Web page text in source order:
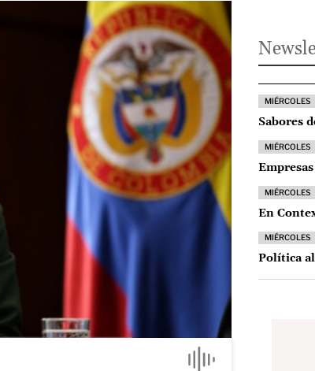
MIÉRCOLES
Sabores
MIÉRCOLES
Empresas
MIÉRCOLES
En
MIÉRCOLES
Política